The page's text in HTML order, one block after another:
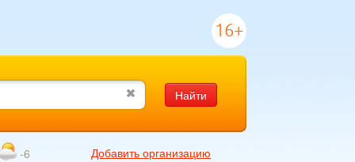
16+
Найти
-6
Добавить организацию